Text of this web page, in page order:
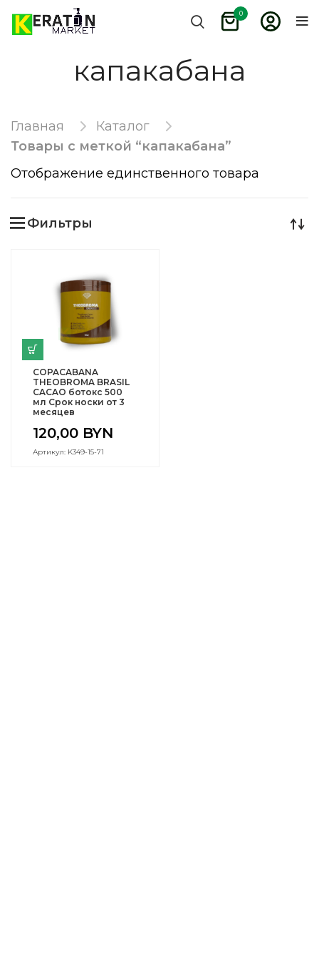
0
капакабана
Главная
Каталог
Товары с меткой “капакабана”
Отображение единственного товара
Фильтры
COPACABANA
THEOBROMA BRASIL
CACAO ботокс 500
мл Срок носки от 3
месяцев
120,00 BYN
Артикул: K349-15-71